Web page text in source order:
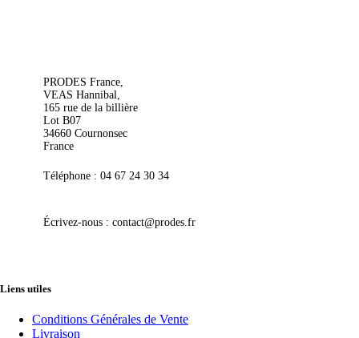
PRODES France,
VEAS Hannibal,
165 rue de la billière
Lot B07
34660 Cournonsec
France
Téléphone : 04 67 24 30 34
Écrivez-nous : contact@prodes.fr
Liens utiles
Conditions Générales de Vente
Livraison